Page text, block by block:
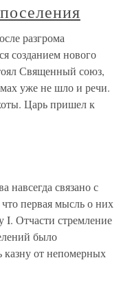
разгрома
созданием нового
Священный союз,
уже не шло и речи.
Царь пришел к
навсегда связано с
первая мысль о них
I. Отчасти стремление
было
казну от непомерных